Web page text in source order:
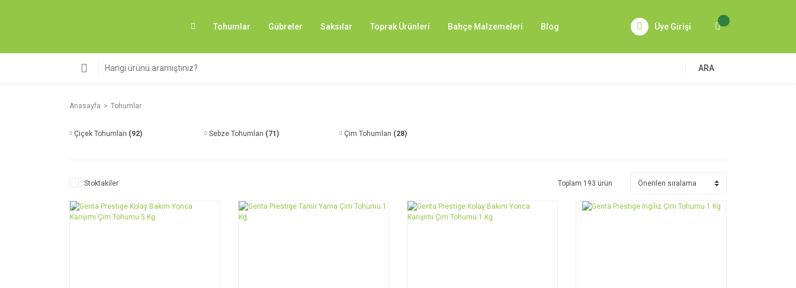
Tohumlar Gübreler Saksılar Toprak Ürünleri Bahçe Malzemeleri Blog Üye Girişi
ARA
Anasayfa Tohumlar
Çiçek Tohumları (92) Sebze Tohumları (71) Çim Tohumları (28)
Stoktakiler Toplam 193 ürün